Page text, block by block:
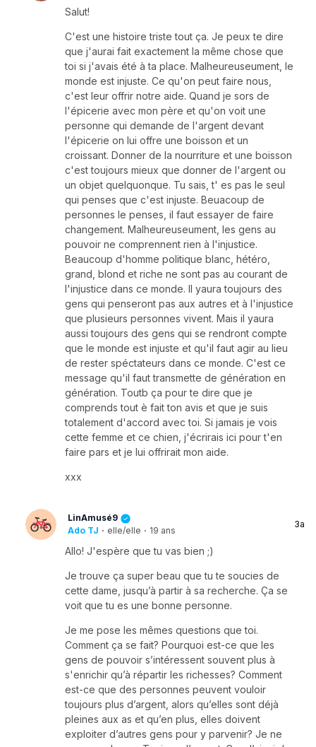
Salut!
C'est une histoire triste tout ça. Je peux te dire
que j'aurai fait exactement la même chose que
toi si j'avais été à ta place. Malheureuseument, le
monde est injuste. Ce qu'on peut faire nous,
c'est leur offrir notre aide. Quand je sors de
l'épicerie avec mon père et qu'on voit une
personne qui demande de l'argent devant
l'épicerie on lui offre une boisson et un
croissant. Donner de la nourriture et une boisson
c'est toujours mieux que donner de l'argent ou
un objet quelquonque. Tu sais, t' es pas le seul
qui penses que c'est injuste. Beuacoup de
personnes le penses, il faut essayer de faire
changement. Malheureuseument, les gens au
pouvoir ne comprennent rien à l'injustice.
Beaucoup d'homme politique blanc, hétéro,
grand, blond et riche ne sont pas au courant de
l'injustice dans ce monde. Il yaura toujours des
gens qui penseront pas aux autres et à l'injustice
que plusieurs personnes vivent. Mais il yaura
aussi toujours des gens qui se rendront compte
que le monde est injuste et qu'il faut agir au lieu
de rester spéctateurs dans ce monde. C'est ce
message qu'il faut transmette de génération en
génération. Toutb ça pour te dire que je
comprends tout è fait ton avis et que je suis
totalement d'accord avec toi. Si jamais je vois
cette femme et ce chien, j'écrirais ici pour t'en
faire pars et je lui offrirait mon aide.
xxx
LinAmusé9
Ado TJ · elle/elle · 19 ans
3a
Allo! J'espère que tu vas bien ;)
Je trouve ça super beau que tu te soucies de
cette dame, jusqu’à partir à sa recherche. Ça se
voit que tu es une bonne personne.
Je me pose les mêmes questions que toi.
Comment ça se fait? Pourquoi est-ce que les
gens de pouvoir s’intéressent souvent plus à
s'enrichir qu’à répartir les richesses? Comment
est-ce que des personnes peuvent vouloir
toujours plus d’argent, alors qu’elles sont déjà
pleines aux as et qu’en plus, elles doivent
exploiter d’autres gens pour y parvenir? Je ne